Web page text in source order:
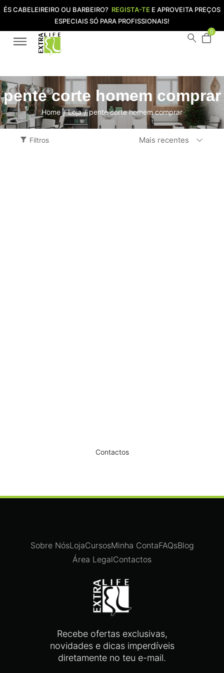
ÉS CABELEIREIRO OU BARBEIRO? REGISTA-TE E APROVEITA PREÇOS
ESPECIAIS SÓ PARA PROFISSIONAIS!
0
pente corte homem comprar
Home / Loja / pente corte homem comprar
Filtros Mais recentes
Contactos
Recebe ofertas exclusivas,
novidades e dicas imperdíveis
diretamente no teu e-mail.
Sobre NósLojaCursosMinha ContaFAQsBlog
Área LegalContactos